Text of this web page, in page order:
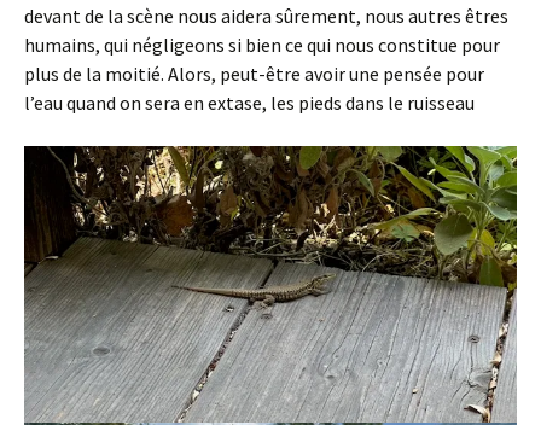
devant de la scène nous aidera sûrement, nous autres êtres
humains, qui négligeons si bien ce qui nous constitue pour
plus de la moitié. Alors, peut-être avoir une pensée pour
l’eau quand on sera en extase, les pieds dans le ruisseau